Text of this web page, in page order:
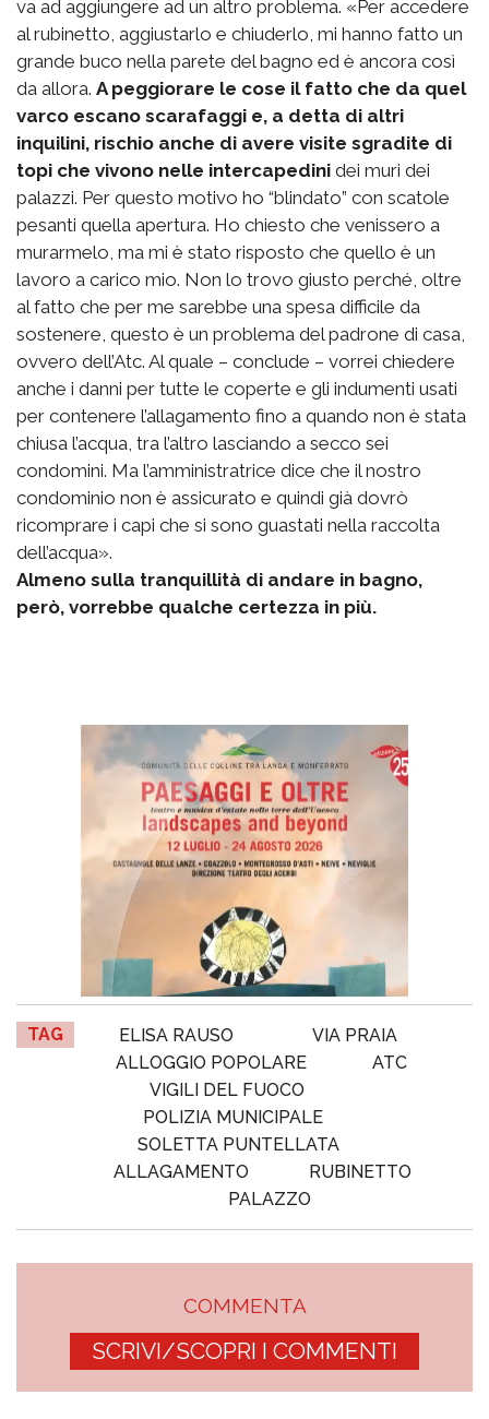
va ad aggiungere ad un altro problema. «Per accedere
al rubinetto, aggiustarlo e chiuderlo, mi hanno fatto un
grande buco nella parete del bagno ed è ancora così
da allora. A peggiorare le cose il fatto che da quel
varco escano scarafaggi e, a detta di altri
inquilini, rischio anche di avere visite sgradite di
topi che vivono nelle intercapedini dei muri dei
palazzi. Per questo motivo ho “blindato” con scatole
pesanti quella apertura. Ho chiesto che venissero a
murarmelo, ma mi è stato risposto che quello è un
lavoro a carico mio. Non lo trovo giusto perché, oltre
al fatto che per me sarebbe una spesa difficile da
sostenere, questo è un problema del padrone di casa,
ovvero dell’Atc. Al quale – conclude – vorrei chiedere
anche i danni per tutte le coperte e gli indumenti usati
per contenere l’allagamento fino a quando non è stata
chiusa l’acqua, tra l’altro lasciando a secco sei
condomini. Ma l’amministratrice dice che il nostro
condominio non è assicurato e quindi già dovrò
ricomprare i capi che si sono guastati nella raccolta
dell’acqua».
Almeno sulla tranquillità di andare in bagno,
però, vorrebbe qualche certezza in più.
TAG ELISA RAUSO
VIA PRAIA
ALLOGGIO POPOLARE
ATC
VIGILI DEL FUOCO
POLIZIA MUNICIPALE
SOLETTA PUNTELLATA
ALLAGAMENTO
RUBINETTO
PALAZZO
COMMENTA
SCRIVI/SCOPRI I COMMENTI